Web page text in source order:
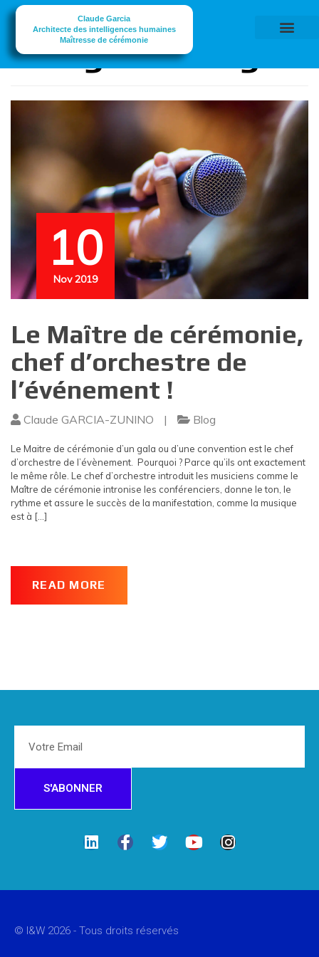
Claude Garcia
Architecte des intelligences humaines
Maîtresse de cérémonie
Catégorie :Blog
10
Nov 2019
Le Maître de cérémonie,
chef d’orchestre de
l’événement !
Claude GARCIA-ZUNINO | Blog
Le Maitre de cérémonie d’un gala ou d’une convention est le chef
d’orchestre de l’évènement. Pourquoi ? Parce qu’ils ont exactement
le même rôle. Le chef d’orchestre introduit les musiciens comme le
Maître de cérémonie intronise les conférenciers, donne le ton, le
rythme et assure le succès de la manifestation, comme la musique
est à […]
READ MORE
S'ABONNER
© I&W 2026 - Tous droits réservés